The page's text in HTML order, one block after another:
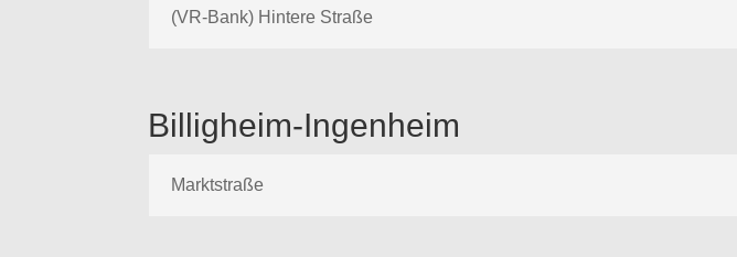
(VR-Bank) Hintere Straße
Billigheim-Ingenheim
Marktstraße